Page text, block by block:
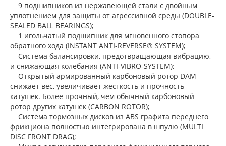
9 подшипников из нержавеющей стали с двойным
уплотнением для защиты от агрессивной среды (DOUBLE-
SEALED BALL BEARINGS);
1 игольчатый подшипник для мгновенного стопора
обратного хода (INSTANT ANTI-REVERSE® SYSTEM);
Система балансировки, предотвращающая вибрацию,
и снижающая колебания (ANTI-VIBRO-SYSTEM);
Открытый армированный карбоновый ротор DAM
снижает вес, увеличивает жесткость и прочность
катушек. Более прочный, чем обычный карбоновый
ротор других катушек (CARBON ROTOR);
Система тормозных дисков из ABS графита переднего
фрикциона полностью интегрирована в шпулю (MULTI
DISC FRONT DRAG);